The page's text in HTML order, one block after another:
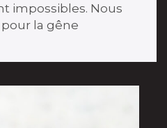
impossibles. Nous
la gêne